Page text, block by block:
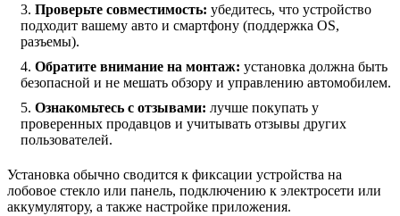
Проверьте совместимость: убедитесь, что устройство
подходит вашему авто и смартфону (поддержка OS,
разъемы).
Обратите внимание на монтаж: установка должна быть
безопасной и не мешать обзору и управлению автомобилем.
Ознакомьтесь с отзывами: лучше покупать у
проверенных продавцов и учитывать отзывы других
пользователей.
Установка обычно сводится к фиксации устройства на
лобовое стекло или панель, подключению к электросети или
аккумулятору, а также настройке приложения.